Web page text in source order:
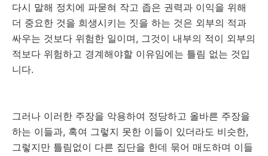
다시 말해 정치에 파묻혀 작고 좁은 권력과 이익을 위해
더 중요한 것을 희생시키는 짓을 하는 것은 외부의 적과
싸우는 것보다 위험한 일이며, 그것이 내부의 적이 외부의
적보다 위험하고 경계해야할 이유임에는 틀림 없는 것입
니다.
그러나 이러한 주장을 악용하여 정당하고 올바른 주장을
하는 이들과, 혹여 그렇지 못한 이들이 있더라도 비슷한,
그렇지만 틀림없이 다른 집단을 한데 묶어 매도하며 이들